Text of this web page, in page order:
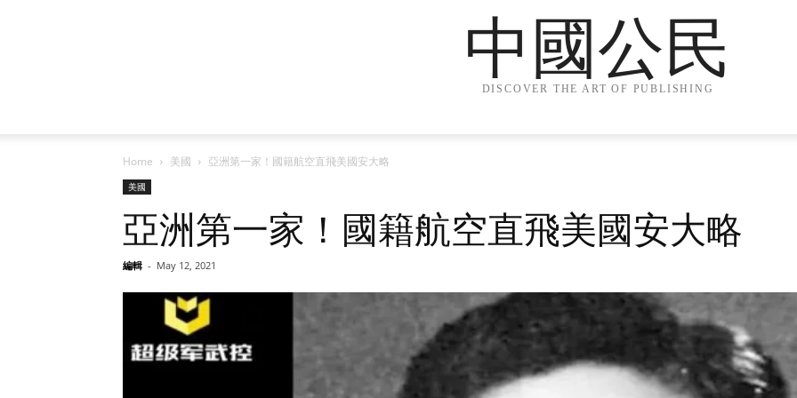
中國公民
DISCOVER THE ART OF PUBLISHING
Home 美國 亞洲第一家！國籍航空直飛美國安大略
美國
亞洲第一家！國籍航空直飛美國安大略
編輯 - May 12, 2021